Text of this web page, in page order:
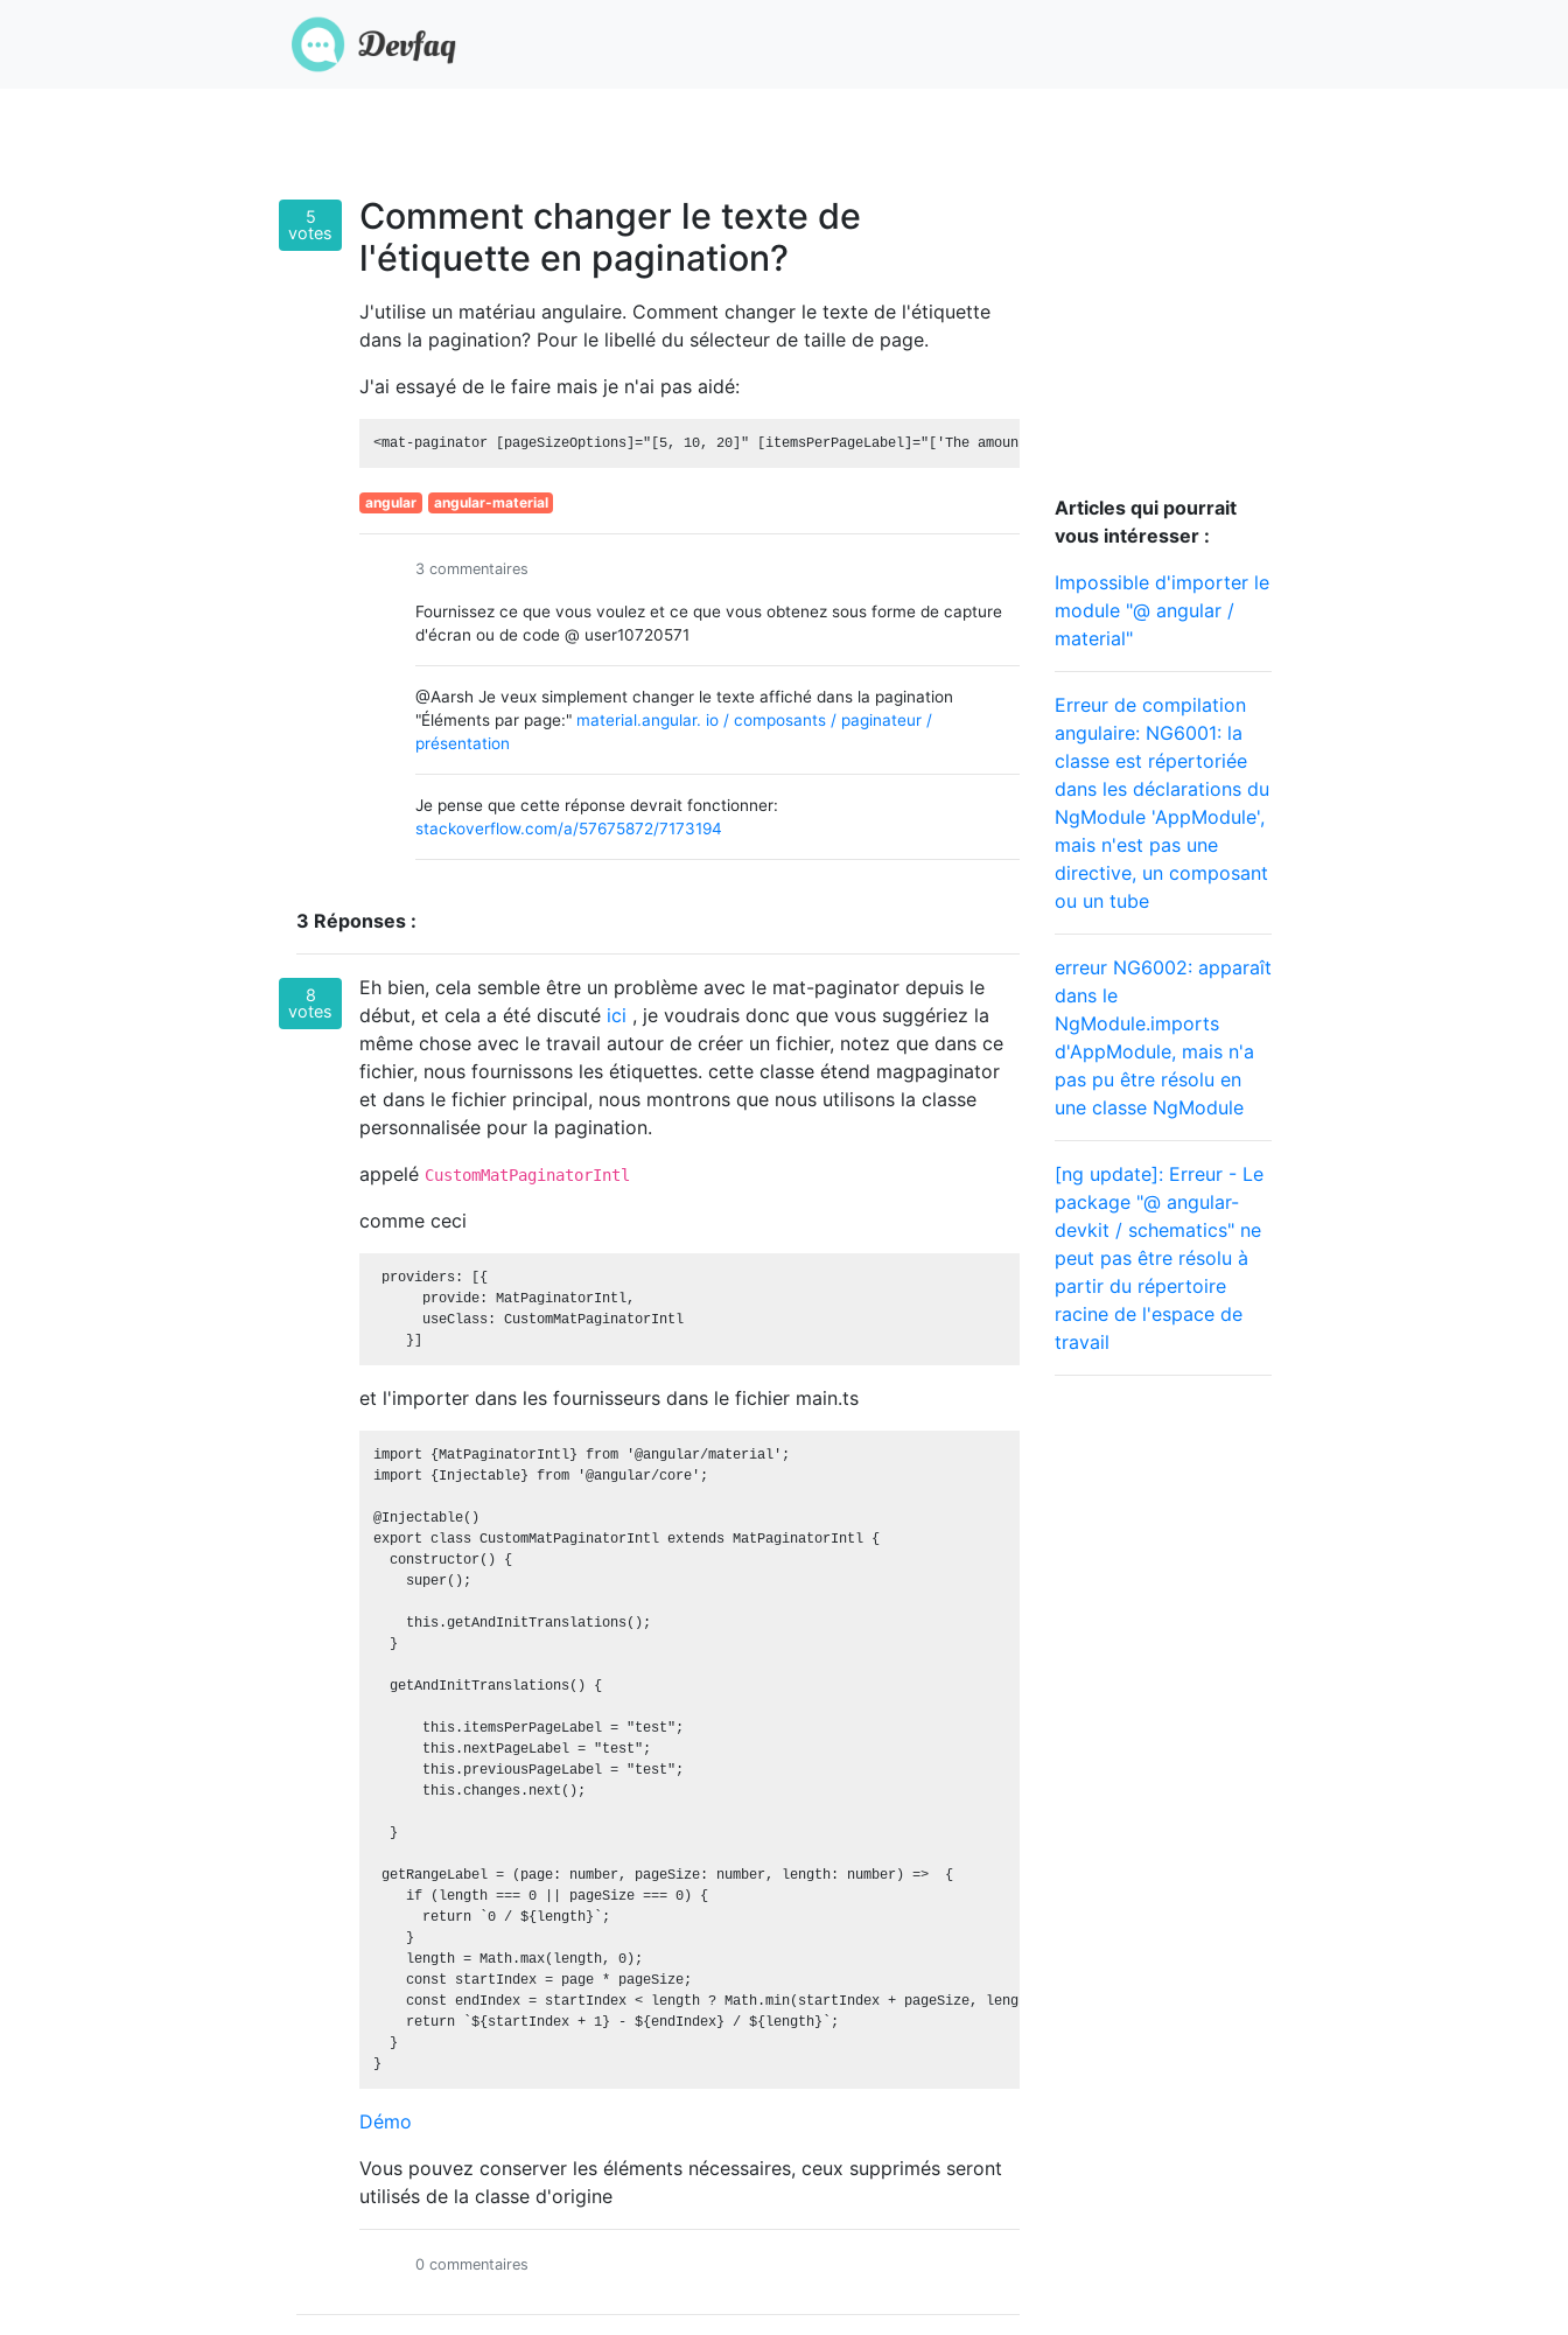
5
votes
Comment changer le texte de
l'étiquette en pagination?
J'utilise un matériau angulaire. Comment changer le texte de l'étiquette
dans la pagination? Pour le libellé du sélecteur de taille de page.
J'ai essayé de le faire mais je n'ai pas aidé:
angular angular-material
3 commentaires
Fournissez ce que vous voulez et ce que vous obtenez sous forme de capture
d'écran ou de code @ user10720571
@Aarsh Je veux simplement changer le texte affiché dans la pagination
"Éléments par page:" material.angular. io / composants / paginateur /
présentation
Je pense que cette réponse devrait fonctionner:
stackoverflow.com/a/57675872/7173194
3 Réponses :
8
votes
Eh bien, cela semble être un problème avec le mat-paginator depuis le
début, et cela a été discuté ici , je voudrais donc que vous suggériez la
même chose avec le travail autour de créer un fichier, notez que dans ce
fichier, nous fournissons les étiquettes. cette classe étend magpaginator
et dans le fichier principal, nous montrons que nous utilisons la classe
personnalisée pour la pagination.
appelé CustomMatPaginatorIntl
comme ceci
providers: [{
      provide: MatPaginatorIntl,
      useClass: CustomMatPaginatorIntl
et l'importer dans les fournisseurs dans le fichier main.ts
import {MatPaginatorIntl} from '@angular/material';
import {Injectable} from '@angular/core';
@Injectable()
export class CustomMatPaginatorIntl extends MatPaginatorIntl {
  constructor() {
    super();
    this.getAndInitTranslations();
  }
  getAndInitTranslations() {
      this.itemsPerPageLabel = "test";
      this.nextPageLabel = "test";
      this.previousPageLabel = "test";
      this.changes.next();
  }
getRangeLabel = (page: number, pageSize: number, length: number) =>  {
    if (length === 0 || pageSize === 0) {
      return `0 / ${length}`;
    }
    length = Math.max(length, 0);
    const startIndex = page * pageSize;
    const endIndex = startIndex < length ? Math.min(startIndex + pageSize, length) : startIndex + pageSize;
    return `${startIndex + 1} - ${endIndex} / ${length}`;
  }
Démo
Vous pouvez conserver les éléments nécessaires, ceux supprimés seront
utilisés de la classe d'origine
0 commentaires
Articles qui pourrait
vous intéresser :
Impossible d'importer le
module "@ angular /
material"
Erreur de compilation
angulaire: NG6001: la
classe est répertoriée
dans les déclarations du
NgModule 'AppModule',
mais n'est pas une
directive, un composant
ou un tube
erreur NG6002: apparaît
dans le
NgModule.imports
d'AppModule, mais n'a
pas pu être résolu en
une classe NgModule
[ng update]: Erreur - Le
package "@ angular-
devkit / schematics" ne
peut pas être résolu à
partir du répertoire
racine de l'espace de
travail